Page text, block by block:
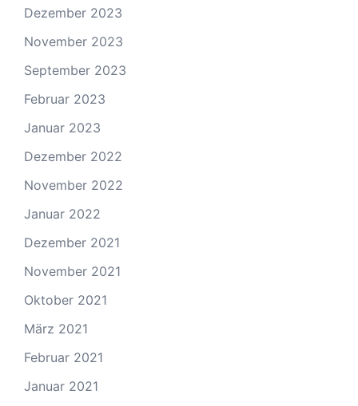
Dezember 2023
November 2023
September 2023
Februar 2023
Januar 2023
Dezember 2022
November 2022
Januar 2022
Dezember 2021
November 2021
Oktober 2021
März 2021
Februar 2021
Januar 2021